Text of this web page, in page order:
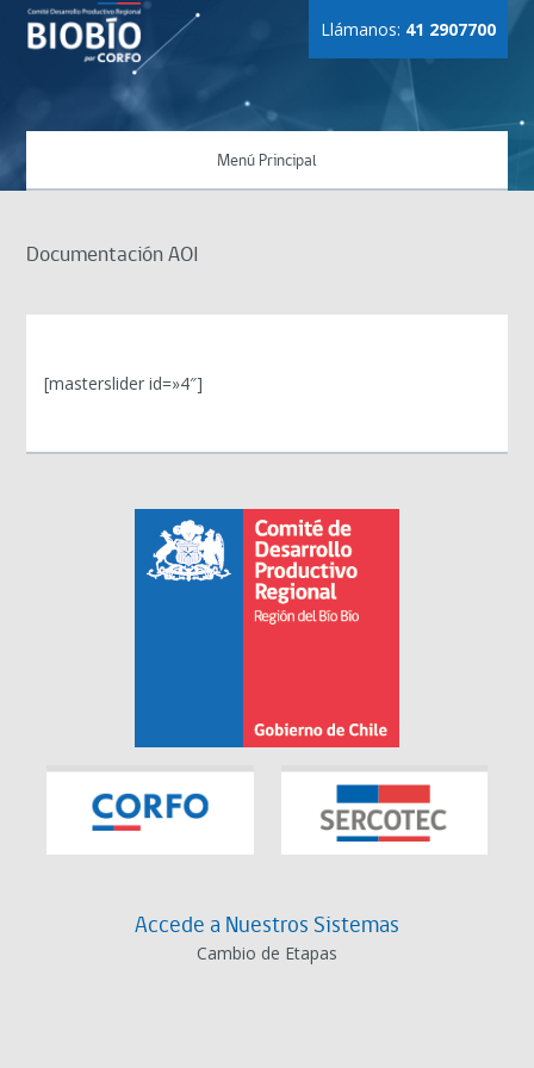
Llámanos: 41 2907700
Menú Principal
Documentación AOI
[masterslider id=»4″]
Accede a Nuestros Sistemas
Cambio de Etapas